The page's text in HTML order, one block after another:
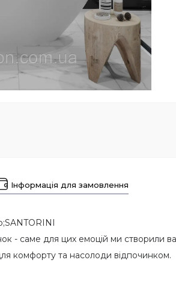
Інформація для замовлення
- саме для цих емоцій ми створили
комфорту та насолоди відпочинком.